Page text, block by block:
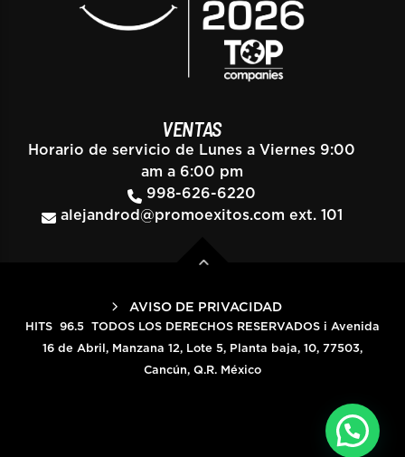
VENTAS
Horario de servicio de Lunes a Viernes 9:00
am a 6:00 pm
998-626-6220
alejandrod@promoexitos.com ext. 101
AVISO DE PRIVACIDAD
HITS 96.5 TODOS LOS DERECHOS RESERVADOS i Avenida
16 de Abril, Manzana 12, Lote 5, Planta baja, 10, 77503,
Cancún, Q.R. México